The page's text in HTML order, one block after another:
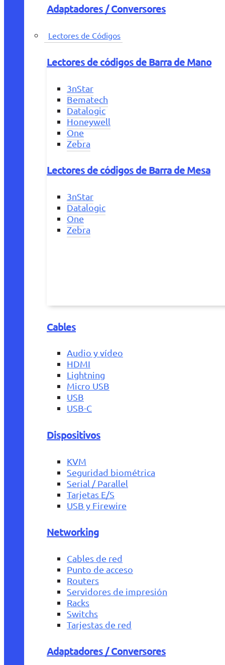
Adaptadores / Conversores
Lectores de Códigos
Lectores de códigos de Barra de Mano
3nStar
Bematech
Datalogic
Honeywell
One
Zebra
Lectores de códigos de Barra de Mesa
3nStar
Datalogic
One
Zebra
Cables
Audio y vídeo
HDMI
Lightning
Micro USB
USB
USB-C
Dispositivos
KVM
Seguridad biométrica
Serial / Parallel
Tarjetas E/S
USB y Firewire
Networking
Cables de red
Punto de acceso
Routers
Servidores de impresión
Racks
Switchs
Tarjestas de red
Adaptadores / Conversores